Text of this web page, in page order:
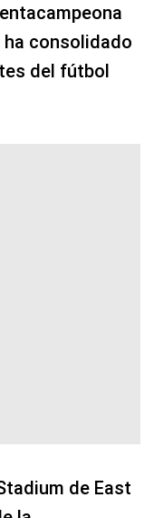
ha consolidado
del fútbol
de East